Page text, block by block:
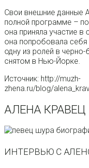
Свои внешние данные
полной программе –
она приняла участие
она попробовала себя
одну из ролей в
снятом в Нью-Йорке.
Источник: http://muzh-
zhena.ru/blog/
АЛЕНА КРАВЕЦ
ИНТЕРВЬЮ С